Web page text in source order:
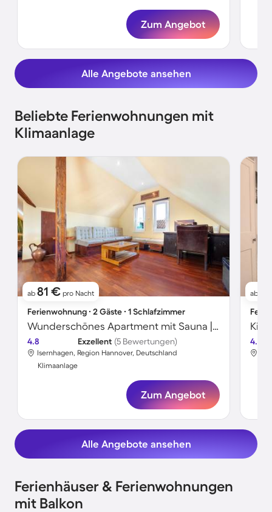
Zum Angebot
Alle Angebote ansehen
Beliebte Ferienwohnungen mit
Klimaanlage
ab 81 € pro Nacht
Ferienwohnung ∙ 2 Gäste ∙ 1 Schlafzimmer
Wunderschönes Apartment mit Sauna | Perfekt für die Arbeit von Zuhause
4.8 Exzellent (5 Bewertungen)
Isernhagen, Region Hannover, Deutschland
Klimaanlage
Zum Angebot
ab
4.7
Alle Angebote ansehen
Ferienhäuser & Ferienwohnungen
mit Balkon